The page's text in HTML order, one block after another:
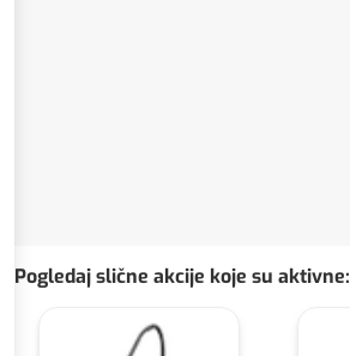
Pogledaj slične akcije koje su aktivne: